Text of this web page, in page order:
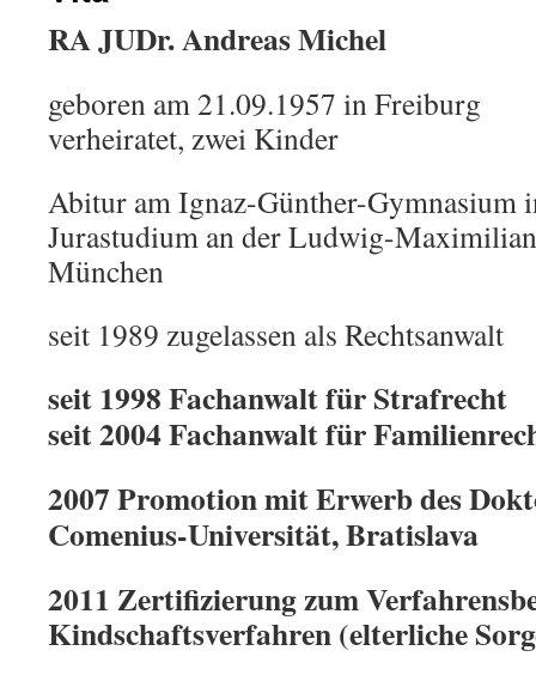
RA JUDr. Andreas Michel
geboren am 21.09.1957 in Freiburg
verheiratet, zwei Kinder
Abitur am Ignaz-Günther-Gymnasium
Jurastudium an der Ludwig-
München
seit 1989 zugelassen als Rechtsanwalt
seit 1998 Fachanwalt für Strafrecht
seit 2004 Fachanwalt für
2007 Promotion mit Erwerb des
Comenius-Universität, Bratislava
2011 Zertifizierung zum
Kindschaftsverfahren (elterliche